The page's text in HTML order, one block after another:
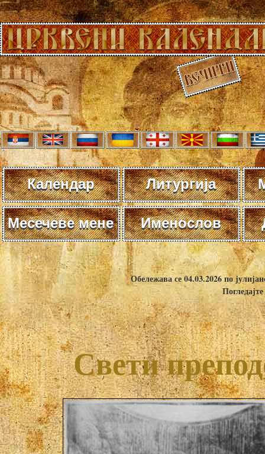
Календар Литургија
Месечеве мене Именослов
Обележава се 04.03.2026 по
Свети